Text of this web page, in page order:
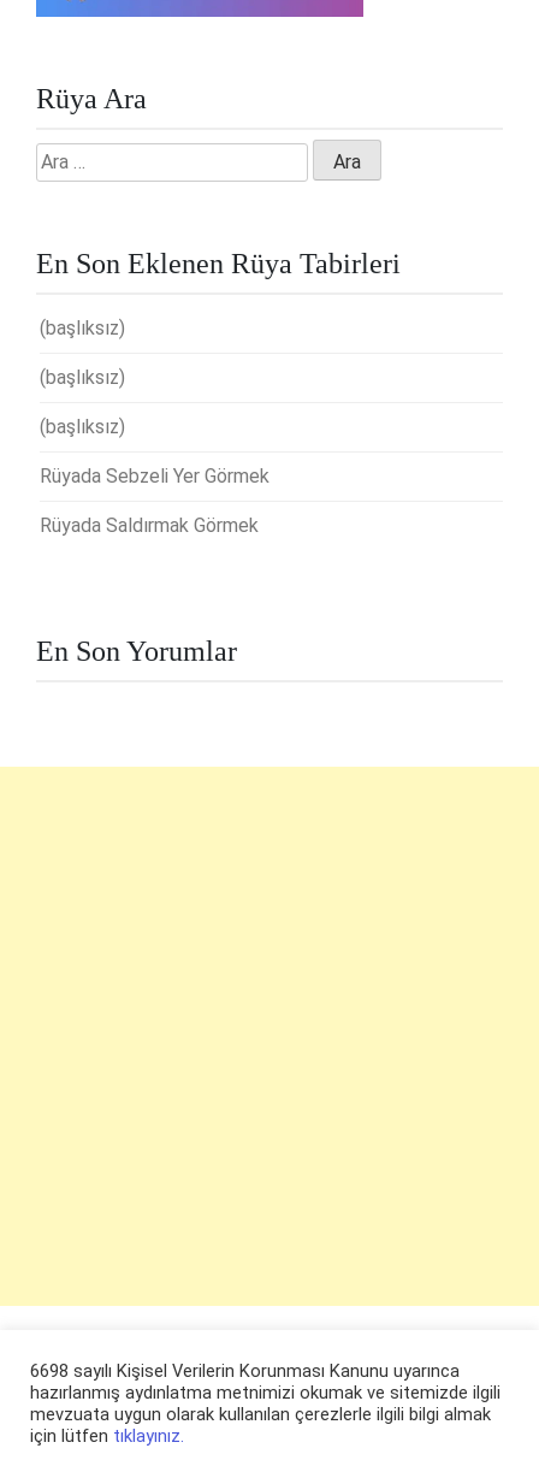
Rüya Ara
Arama:
En Son Eklenen Rüya Tabirleri
(başlıksız)
(başlıksız)
(başlıksız)
Rüyada Sebzeli Yer Görmek
Rüyada Saldırmak Görmek
En Son Yorumlar
6698 sayılı Kişisel Verilerin Korunması Kanunu uyarınca
hazırlanmış aydınlatma metnimizi okumak ve sitemizde ilgili
mevzuata uygun olarak kullanılan çerezlerle ilgili bilgi almak
için lütfen tıklayınız.